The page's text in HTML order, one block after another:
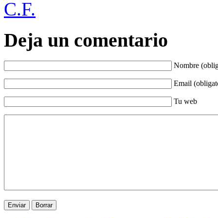
C.F.
Deja un comentario
Nombre
Email
Tu web